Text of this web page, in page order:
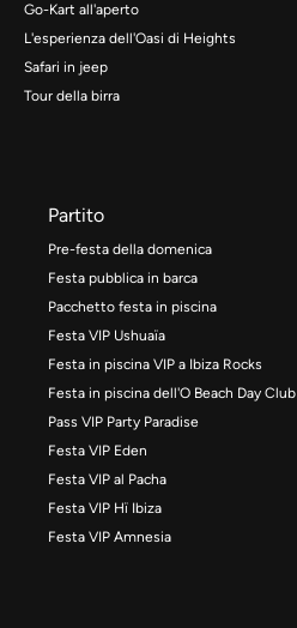
Go-Kart all'aperto
L'esperienza dell'Oasi di Heights
Safari in jeep
Tour della birra
Partito
Pre-festa della domenica
Festa pubblica in barca
Pacchetto festa in piscina
Festa VIP Ushuaïa
Festa in piscina VIP a Ibiza Rocks
Festa in piscina dell'O Beach Day Club
Pass VIP Party Paradise
Festa VIP Eden
Festa VIP al Pacha
Festa VIP Hï Ibiza
Festa VIP Amnesia